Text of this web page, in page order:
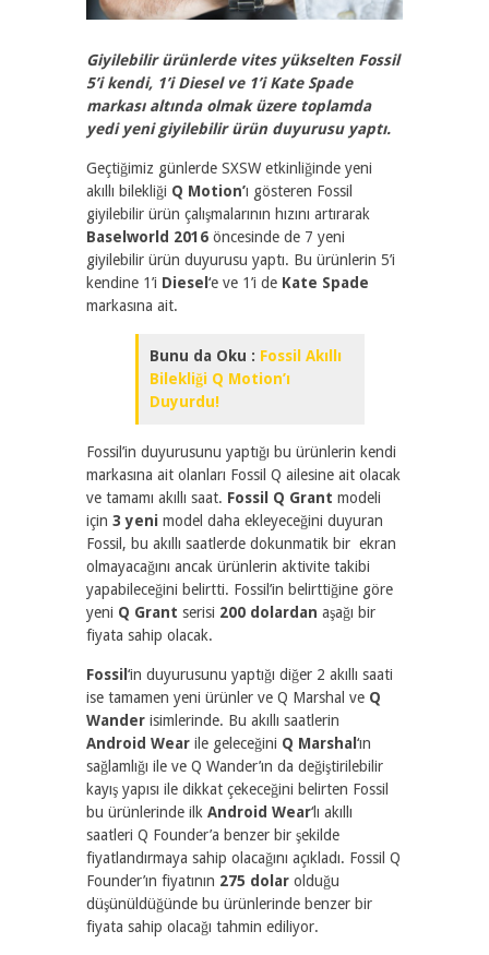
Giyilebilir ürünlerde vites yükselten Fossil
5’i kendi, 1’i Diesel ve 1’i Kate Spade
markası altında olmak üzere toplamda
yedi yeni giyilebilir ürün duyurusu yaptı.
Geçtiğimiz günlerde SXSW etkinliğinde yeni
akıllı bilekliği Q Motion’ı gösteren Fossil
giyilebilir ürün çalışmalarının hızını artırarak
Baselworld 2016 öncesinde de 7 yeni
giyilebilir ürün duyurusu yaptı. Bu ürünlerin 5’i
kendine 1’i Diesel ‘e ve 1’i de Kate Spade
markasına ait.
Bunu da Oku : Fossil Akıllı
Bilekliği Q Motion’ı
Duyurdu!
Fossil’in duyurusunu yaptığı bu ürünlerin kendi
markasına ait olanları Fossil Q ailesine ait olacak
ve tamamı akıllı saat. Fossil Q Grant modeli
için 3 yeni model daha ekleyeceğini duyuran
Fossil, bu akıllı saatlerde dokunmatik bir ekran
olmayacağını ancak ürünlerin aktivite takibi
yapabileceğini belirtti. Fossil’in belirttiğine göre
yeni Q Grant serisi 200 dolardan aşağı bir
fiyata sahip olacak.
Fossil ‘in duyurusunu yaptığı diğer 2 akıllı saati
ise tamamen yeni ürünler ve Q Marshal ve Q
Wander isimlerinde. Bu akıllı saatlerin
Android Wear ile geleceğini Q Marshal ‘ın
sağlamlığı ile ve Q Wander’ın da değiştirilebilir
kayış yapısı ile dikkat çekeceğini belirten Fossil
bu ürünlerinde ilk Android Wear‘lı akıllı
saatleri Q Founder’a benzer bir şekilde
fiyatlandırmaya sahip olacağını açıkladı. Fossil Q
Founder’ın fiyatının 275 dolar olduğu
düşünüldüğünde bu ürünlerinde benzer bir
fiyata sahip olacağı tahmin ediliyor.